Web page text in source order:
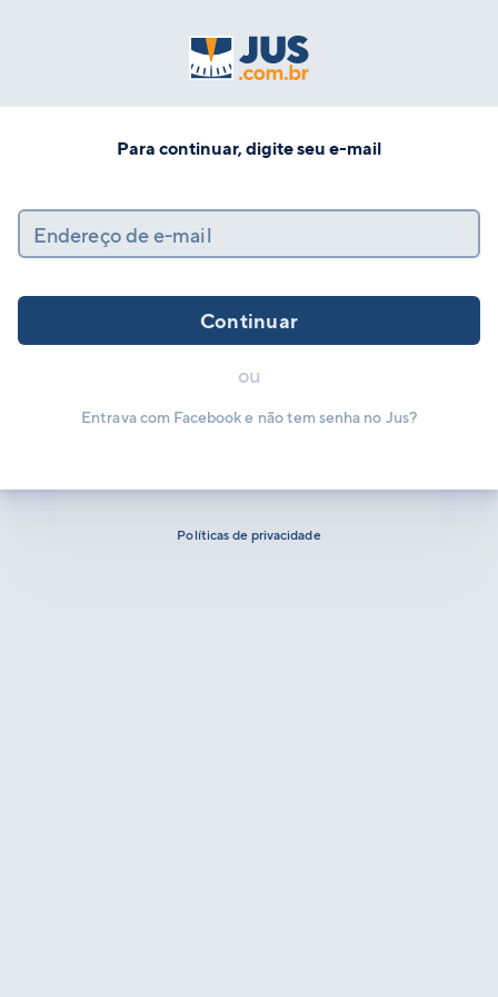
Para continuar, digite seu e-mail
Endereço de e-mail
Continuar
ou
Entrava com Facebook e não tem senha no Jus?
Políticas de privacidade